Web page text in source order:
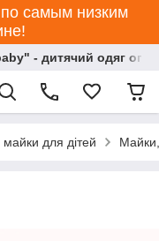
самым низким
- дитячий одяг
для дітей